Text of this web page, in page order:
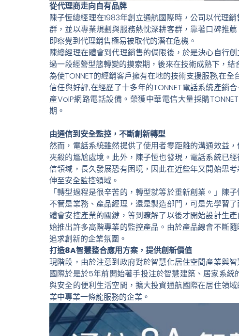
從代理商走向自有品牌
陳子恆總經理在1983年創立通航國際時，公司以代理
群，並以專業規劃與服務熱忱深耕客群，靠著口碑推
即察覺到代理銷售極易被取代的潛在危機。
陳總經理在體會到代理銷售的侷限後，於是決心自行
過一段經營型態轉變的摸索期，後來在技術成熟下，結
為使TONNET的經銷客戶擁有在地的技術支援服務,在
信任與好評,在經歷了十多年的TONNET電話系統產銷
產VoIP網路電話設備。榮獲中華電信大量採購
期。
由通信到安全監控，不斷創新轉型
然而，電話系統雖然提供了使用者零距離的溝通效益
夾殺的尷尬處境。此外，陳子恆也發現，電話系統已
信領域，長久發展恐有困境，因此在近些年又開始思
伸至安全監控領域。
「轉型過程是很辛苦的，轉型就等於重新創業。」陳
不管是業務、產品經理，還是製造部門，可是先學習
體會安控產業的關鍵，等到瞭解了以後才開始設計生
始推出許多高階專業的監控產品。由於產品線會不斷
追求創新的企業氛圍。
打造8A智慧整合應用方案，提供創新價值
現階段，由於注意到政府對於智慧化居住空間產業與
國際於是於5年前開始著手投注於智慧建築、居家系
與安全的便利生活空間，擴大投資通航國際在居住領
業中專業一條龍服務的企業。